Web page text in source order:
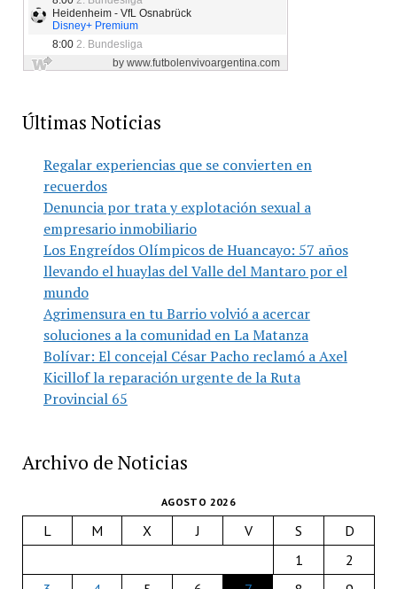
Últimas Noticias
Regalar experiencias que se convierten en
recuerdos
Denuncia por trata y explotación sexual a
empresario inmobiliario
Los Engreídos Olímpicos de Huancayo: 57 años
llevando el huaylas del Valle del Mantaro por el
mundo
Agrimensura en tu Barrio volvió a acercar
soluciones a la comunidad en La Matanza
Bolívar: El concejal César Pacho reclamó a Axel
Kicillof la reparación urgente de la Ruta
Provincial 65
Archivo de Noticias
AGOSTO 2026
L M X J V S
D
1
2